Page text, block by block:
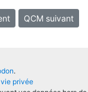
QCM suivant
.
privée